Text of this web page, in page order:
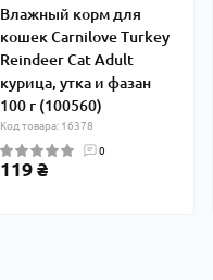
Влажный корм для
кошек Carnilove Turkey
Reindeer Cat Adult
курица, утка и фазан
100 г (100560)
Код товара: 16378
0
119 ₴